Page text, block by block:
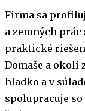
Firma sa
a zemných
praktické
Domaše a okolí
hladko a v
spolupracuje